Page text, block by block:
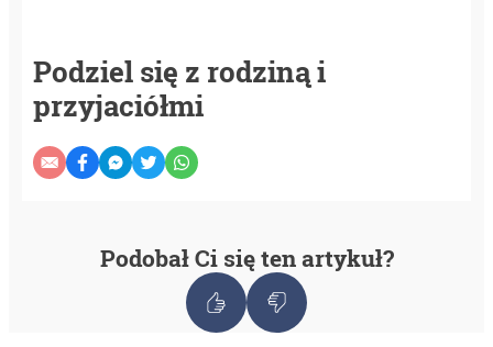
Podziel się z rodziną i
przyjaciółmi
Podobał Ci się ten artykuł?